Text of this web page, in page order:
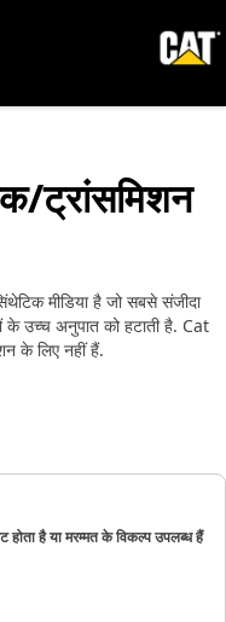
ट्रांसमिशन
मीडिया है जो सबसे संजीदा
उच्च अनुपात को हटाती है. Cat
के लिए नहीं हैं.
है या मरम्मत के विकल्प उपलब्ध हैं